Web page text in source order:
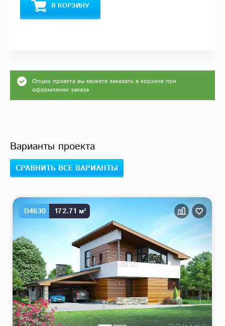
В КОРЗИНУ
Опции проекта вы можете заказать в корзине при
оформлении заказа
Варианты проекта
СРАВНИТЬ ВСЕ ВАРИАНТЫ
D4630 172.71 м²